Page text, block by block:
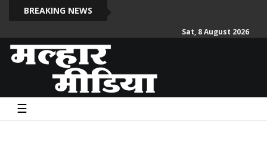
BREAKING NEWS
Sat, 8 August 2026
☰